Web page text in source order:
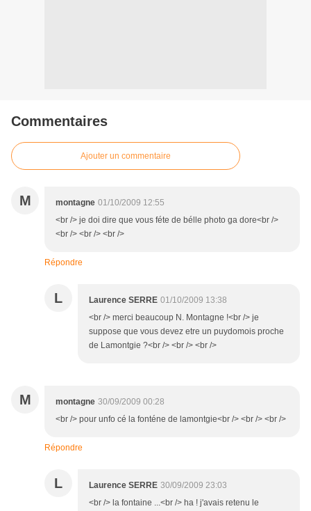
Commentaires
Ajouter un commentaire
M montagne 01/10/2009 12:55
<br /> je doi dire que vous féte de bélle photo ga dore<br />
<br /> <br /> <br />
Répondre
L Laurence SERRE 01/10/2009 13:38
<br /> merci beaucoup N. Montagne !<br /> je
suppose que vous devez etre un puydomois proche
de Lamontgie ?<br /> <br /> <br />
M montagne 30/09/2009 00:28
<br /> pour unfo cé la fonténe de lamontgie<br /> <br /> <br />
Répondre
L Laurence SERRE 30/09/2009 23:03
<br /> la fontaine ...<br /> ha ! j'avais retenu le